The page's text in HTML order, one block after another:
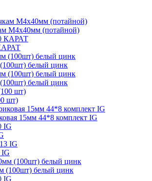
М4х40мм (потайной)
белый цинк
белый цинк
шт)
15мм 44*8 комплект IG
(100шт) белый цинк